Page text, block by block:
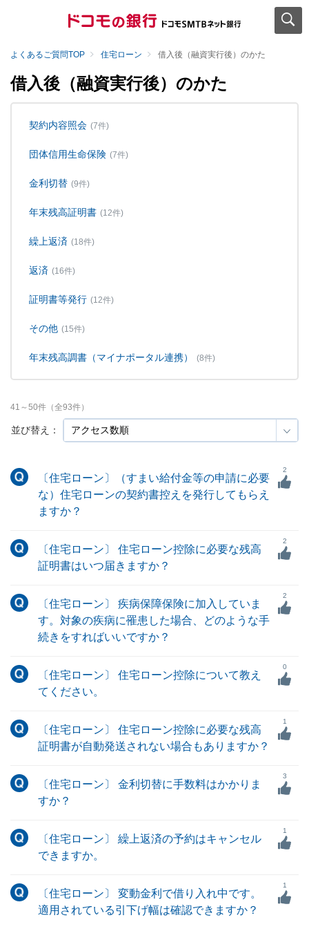
よくあるご質問TOP 住宅ローン 借入後（融資実行後）のかた
借入後（融資実行後）のかた
契約内容照会 (7件)
団体信用生命保険 (7件)
金利切替 (9件)
年末残高証明書 (12件)
繰上返済 (18件)
返済 (16件)
証明書等発行 (12件)
その他 (15件)
年末残高調書（マイナポータル連携） (8件)
並び替え：
41 ～50件（全93件）
〔住宅ローン〕（すまい給付金等の申請に必要
な）住宅ローンの契約書控えを発行してもらえ
ますか？
2
〔住宅ローン〕 住宅ローン控除に必要な残高
証明書はいつ届きますか？
2
〔住宅ローン〕 疾病保障保険に加入していま
す。対象の疾病に罹患した場合、どのような手
続きをすればいいですか？
2
〔住宅ローン〕 住宅ローン控除について教え
てください。
0
〔住宅ローン〕 住宅ローン控除に必要な残高
証明書が自動発送されない場合もありますか？
1
〔住宅ローン〕 金利切替に手数料はかかりま
すか？
3
〔住宅ローン〕 繰上返済の予約はキャンセル
できますか。
1
〔住宅ローン〕 変動金利で借り入れ中です。
適用されている引下げ幅は確認できますか？
1